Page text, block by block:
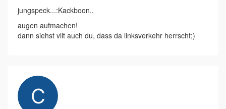
jungspeck...:Kackboon..
augen aufmachen!
dann siehst vllt auch du, dass da linksverkehr herrscht;)